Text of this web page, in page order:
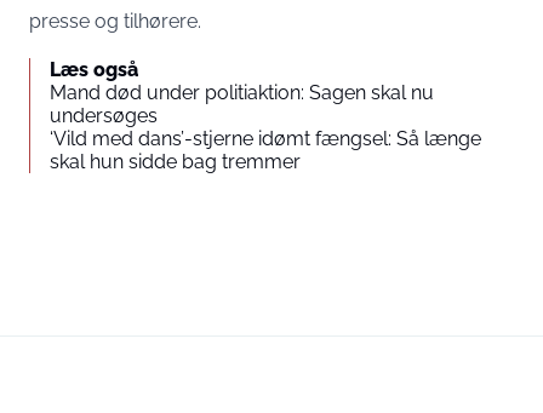
presse og tilhørere.
Læs også
Mand død under politiaktion: Sagen skal nu
undersøges
‘Vild med dans’-stjerne idømt fængsel: Så længe
skal hun sidde bag tremmer